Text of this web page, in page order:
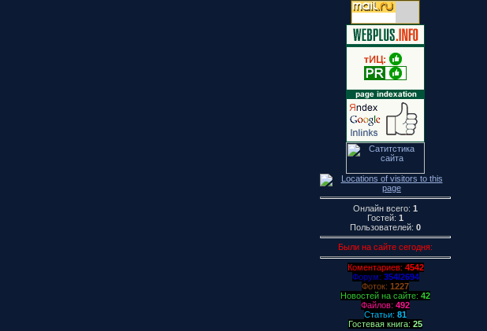
Онлайн всего: 1
Гостей: 1
Пользователей: 0
Были на сайте сегодня:
Коментариев: 4542
Форум: 354/2694
Фоток: 1227
Новостей на сайте: 42
Файлов: 492
Статьи: 81
Гостевая книга: 25